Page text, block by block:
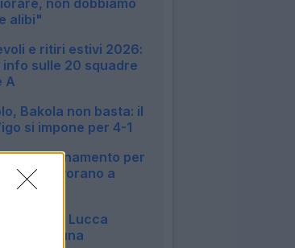
alibi"
e ritiri estivi 2026:
sulle 20 squadre
A
Bakola non basta: il
si impone per 4-1
allenamento per
In 4 lavorano a
e Lucca
l'Osasuna